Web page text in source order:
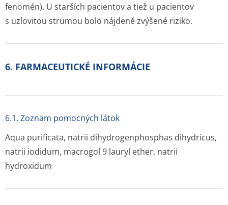
fenomén). U starších pacientov a tiež u pacientov
s uzlovitou strumou bolo nájdené zvýšené riziko.
6. FARMACEUTICKÉ INFORMÁCIE
6.1. Zoznam pomocných látok
Aqua purificata, natrii dihydrogenphosphas dihydricus,
natrii iodidum, macrogol 9 lauryl ether, natrii
hydroxidum